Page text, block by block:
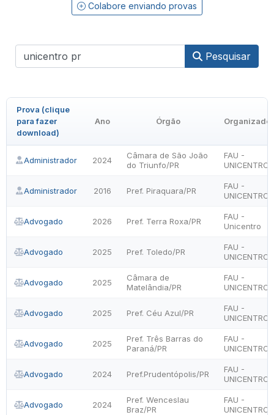
Colabore enviando provas
Pesquisar
Prova (clique
para fazer
download)
Ano Órgão
Administrador 2024
Câmara de São João
do Triunfo/PR
FAU -
UNICENTRO
Administrador 2016 Pref. Piraquara/PR
FAU -
UNICENTRO
Advogado 2026 Pref. Terra Roxa/PR
FAU -
Unicentro
Advogado 2025 Pref. Toledo/PR
FAU -
UNICENTRO
Advogado 2025
Câmara de
Matelândia/PR
FAU -
UNICENTRO
Advogado 2025 Pref. Céu Azul/PR
FAU -
UNICENTRO
Advogado 2025
Pref. Três Barras do
Paraná/PR
FAU -
UNICENTRO
Advogado 2024 Pref.Prudentópolis/PR
FAU -
UNICENTRO
Advogado 2024
Pref. Wenceslau
Braz/PR
FAU -
UNICENTRO